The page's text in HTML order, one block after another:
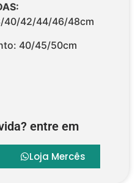
40/42/44/46/48cm
40/45/50cm
entre em
Loja Mercês